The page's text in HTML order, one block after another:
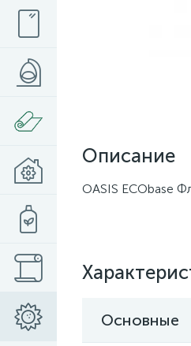
Описание
OASIS ECObase
Основные